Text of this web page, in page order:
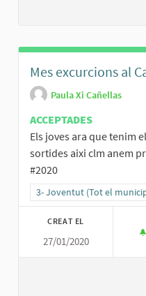
Mes excurcions al
Paula Xi Cañellas
ACCEPTADES
Els joves ara que tenim
sortides aixi clm anem
#2020
Resultats al filtrar per la
3- Joventut (Tot el
CREAT EL
27/01/2020